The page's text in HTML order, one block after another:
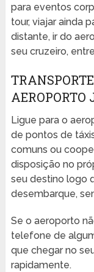
para eventos
tour, viajar ainda
distante, ir do
seu cruzeiro,
AEROPORTO
Ligue para o
de pontos de
comuns ou
disposição no
seu destino logo
desembarque,
Se o aeroporto
telefone de
que chegar no
rapidamente.